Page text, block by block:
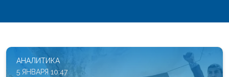
АНАЛИТИКА
5 ЯНВАРЯ 10:47